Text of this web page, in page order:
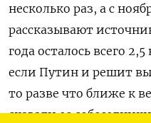
несколько раз, а с
рассказывают
года осталось всего
если Путин и решит
то разве что ближе к
сказали ее